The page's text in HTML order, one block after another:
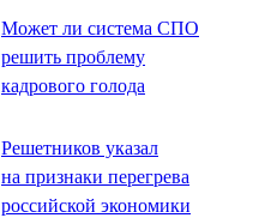
Может ли система СПО
решить проблему
кадрового голода
Решетников указал
на признаки перегрева
российской экономики